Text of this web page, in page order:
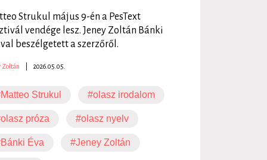
Strukul május 9-én a PesText
vendége lesz. Jeney Zoltán Bánki
beszélgetett a szerzőről.
Zoltán 2026.05.05.
Strukul #olasz irodalom
próza #olasz nyelv
Éva #Jeney Zoltán